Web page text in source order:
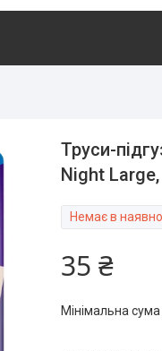
Труси-
Night Large,
Немає в
35 ₴
Мінімальна